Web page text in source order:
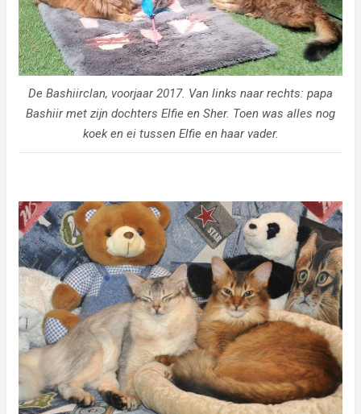
De Bashiirclan, voorjaar 2017. Van links naar rechts: papa
Bashiir met zijn dochters Elfie en Sher. Toen was alles nog
koek en ei tussen Elfie en haar vader.